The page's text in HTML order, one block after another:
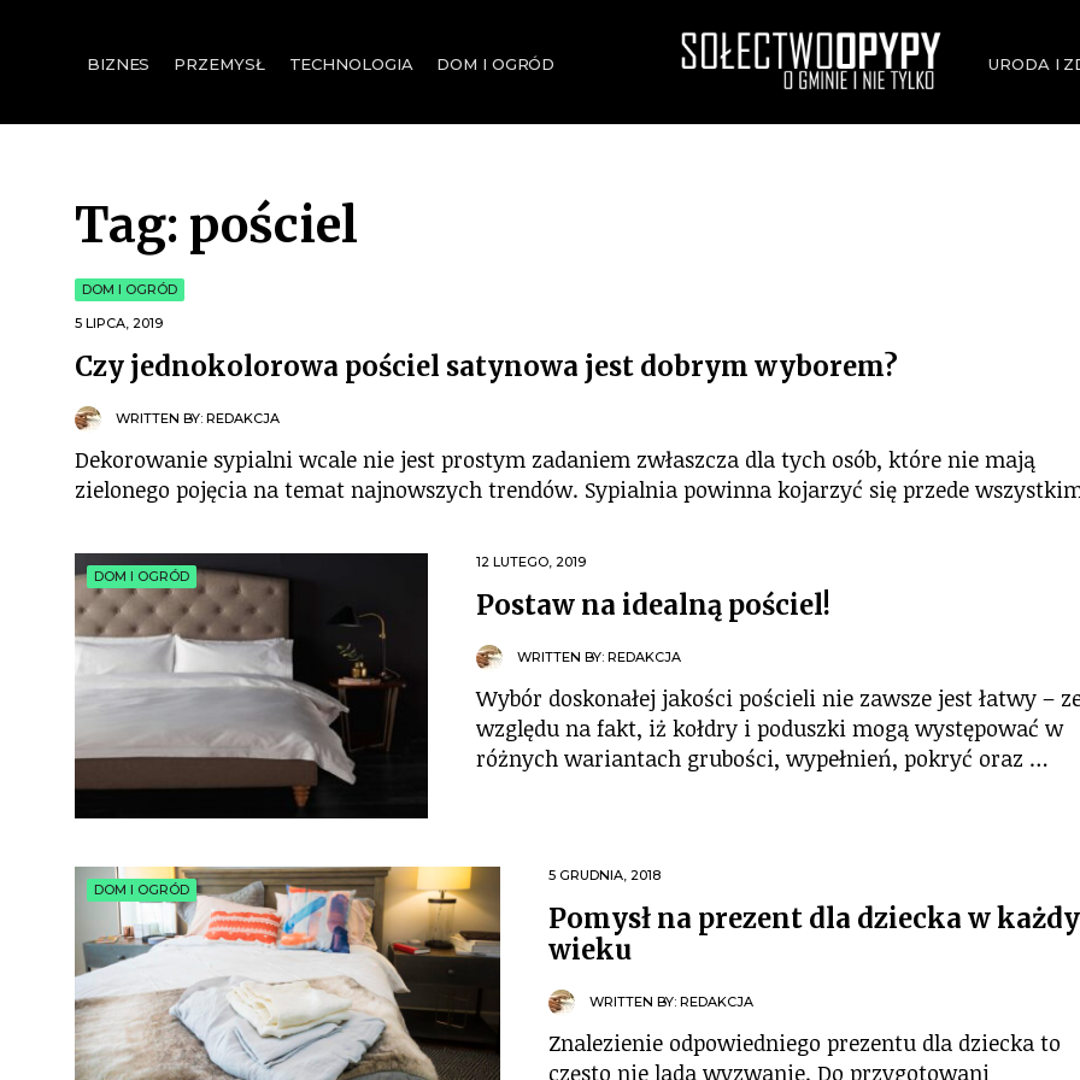
OPYPY.PL
BIZNES PRZEMYSŁ TECHNOLOGIA DOM I OGRÓD URODA I
Tag: pościel
DOM I OGRÓD
5 LIPCA, 2019
Czy jednokolorowa pościel satynowa jest dobrym wyborem?
WRITTEN BY: REDAKCJA
Dekorowanie sypialni wcale nie jest prostym zadaniem zwłaszcza dla tych osób, które nie mają
zielonego pojęcia na temat najnowszych trendów. Sypialnia powinna kojarzyć się przede
DOM I OGRÓD
12 LUTEGO, 2019
Postaw na idealną pościel!
WRITTEN BY: REDAKCJA
Wybór doskonałej jakości pościeli nie zawsze jest łatwy –
względu na fakt, iż kołdry i poduszki mogą występować w
różnych wariantach grubości, wypełnień, pokryć oraz …
DOM I OGRÓD
5 GRUDNIA, 2018
Pomysł na prezent dla dziecka w
wieku
WRITTEN BY: REDAKCJA
Znalezienie odpowiedniego prezentu dla dziecka to
często nie lada wyzwanie. Do przygotowani